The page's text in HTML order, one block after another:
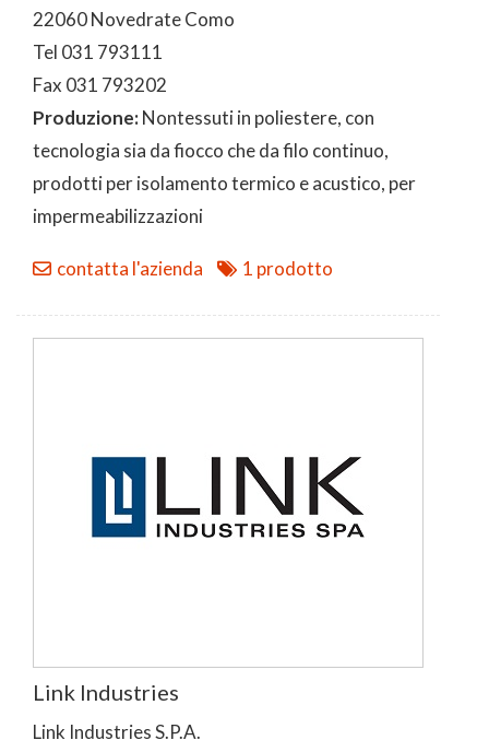
22060 Novedrate Como
Tel 031 793111
Fax 031 793202
Produzione:Nontessuti in poliestere, con
tecnologia sia da fiocco che da filo continuo,
prodotti per isolamento termico e acustico, per
impermeabilizzazioni
contatta l'azienda 1 prodotto
Link Industries
Link Industries S.P.A.